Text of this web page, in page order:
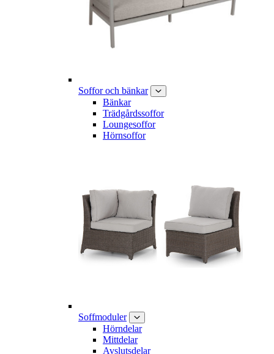
Soffor och bänkar
Bänkar
Trädgårdssoffor
Loungesoffor
Hörnsoffor
Soffmoduler
Hörndelar
Mittdelar
Avslutsdelar